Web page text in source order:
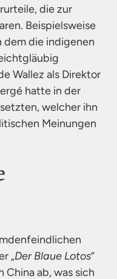
die zur
Beispielsweise
dem die indigenen
Wallez als Direktor
hatte in der
welcher ihn
Meinungen
„Der Blaue Lotos“
China ab, was sich